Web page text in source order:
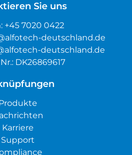
Sie uns
+45 7020 0422
deutschland.de
deutschland.de
DK26869617
Karriere
Support